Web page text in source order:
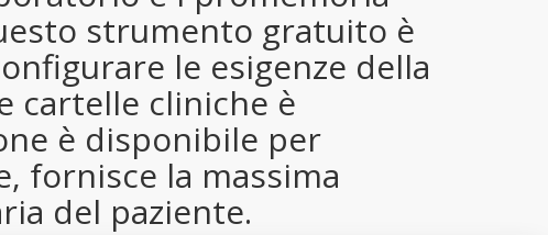
strumento gratuito è
le esigenze della
cartelle cliniche è
è disponibile per
fornisce la massima
del paziente.